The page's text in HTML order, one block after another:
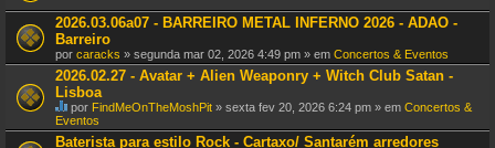
e
x
(
s
)
2026.03.06a07 - BARREIRO METAL INFERNO 2026 - ADAO -
Barreiro
por caracks » segunda mar 02, 2026 4:49 pm » em Concertos & Eventos
2026.02.27 - Avatar + Alien Weaponry + Witch Club Satan -
Lisboa
E
s
t
por FindMeOnTheMoshPit » sexta fev 20, 2026 6:24 pm » em Concertos &
Eventos
Baterista para estilo Rock - Cartaxo/ Santarém arredores